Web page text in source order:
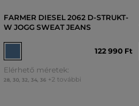
FARMER DIESEL 2062 D-STRUKT-
W JOGG SWEAT JEANS
122 990 Ft
Elérhető méretek:
28, 30, 32 34, 36 +2 további